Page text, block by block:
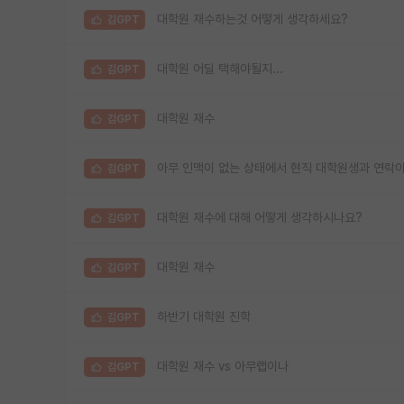
김GPT 대학원 재수하는것 어떻게 생각하세요?
김GPT 대학원 어딜 택해야될지...
김GPT 대학원 재수
김GPT 아무 인맥이 없는 상태에서 현직 대학원생과 연락
김GPT 대학원 재수에 대해 어떻게 생각하시나요?
김GPT 대학원 재수
김GPT 하반기 대학원 진학
김GPT 대학원 재수 vs 아무랩이나